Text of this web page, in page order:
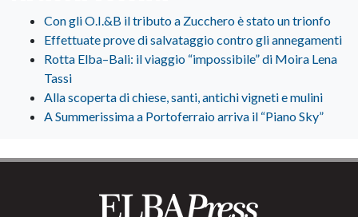
Con gli O.I.&B il tributo a Zucchero è stato un trionfo
Effettuate prove di salvataggio contro gli annegamenti
Rotta Elba–Bali: il viaggio “impossibile” di Moira Lena
Tassi
Alla scoperta di chiese, santi, antichi vigneti e mulini
A Summerissima a Portoferraio arriva il “Piano Sky”